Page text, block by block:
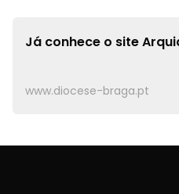
Já conhece o site
www.diocese-braga.pt